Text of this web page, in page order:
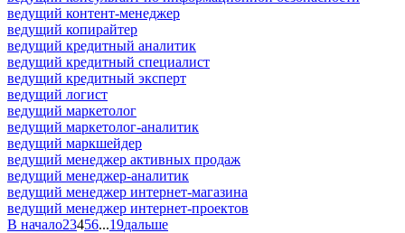
ведущий контент-менеджер
ведущий копирайтер
ведущий кредитный аналитик
ведущий кредитный специалист
ведущий кредитный эксперт
ведущий логист
ведущий маркетолог
ведущий маркетолог-аналитик
ведущий маркшейдер
ведущий менеджер активных продаж
ведущий менеджер-аналитик
ведущий менеджер интернет-магазина
ведущий менеджер интернет-проектов
В начало23456...19дальше